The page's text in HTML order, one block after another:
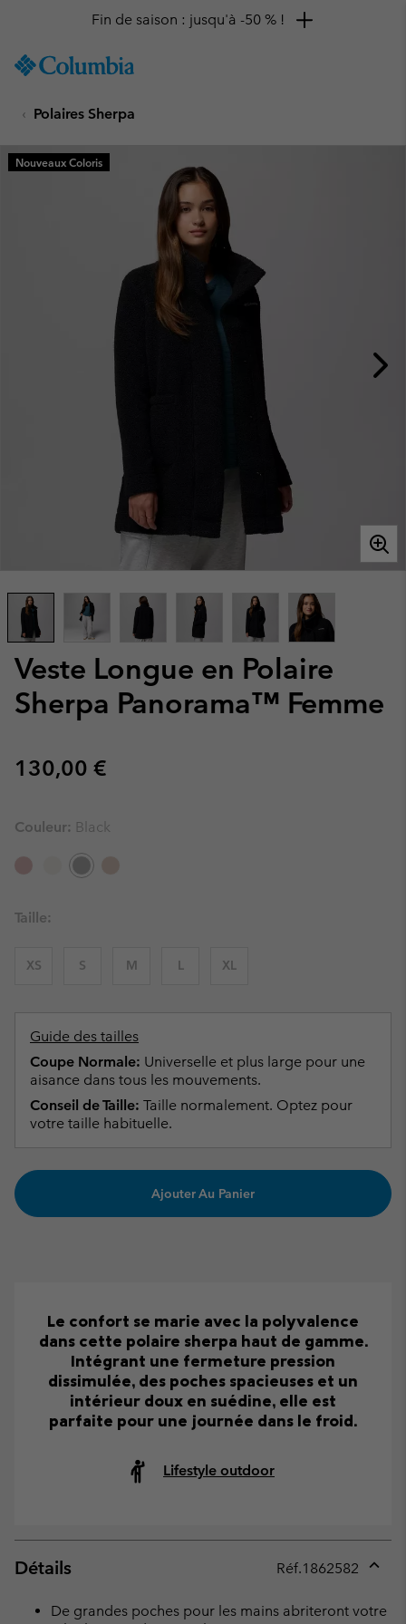
TO
SKIP
MAIN
NAV
Fin de saison : jusqu'à -50 % !
Polaires Sherpa
Veste Longue en Polaire
Sherpa Panorama™ Femme
Regular price:
130,00 €
Nouveaux Coloris
Couleur: Black
Taille:
XS S M L XL
Guide des tailles
Coupe Normale: Universelle et plus large pour une
aisance dans tous les mouvements.
Conseil de Taille: Taille normalement. Optez pour
votre taille habituelle.
Ajouter Au Panier
Le confort se marie avec la polyvalence
dans cette polaire sherpa haut de gamme.
Intégrant une fermeture pression
dissimulée, des poches spacieuses et un
intérieur doux en suédine, elle est
parfaite pour une journée dans le froid.
Lifestyle outdoor
Détails Réf.1862582
De grandes poches pour les mains abriteront votre